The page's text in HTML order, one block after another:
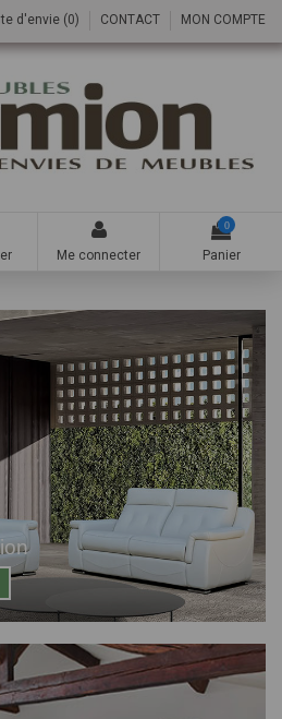
d'envie (0) CONTACT MON COMPTE
Me connecter
0
Panier